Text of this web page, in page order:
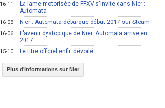
16-11
La lame motorisée de FFXV s'invite dans Nier :
Automata
16-08 Nier : Automata débarque début 2017 sur Steam
16-06
L'avenir dystopique de Nier: Automata arrive en
2017
15-10 Le titre officiel enfin dévoilé
Plus d'informations sur Nier